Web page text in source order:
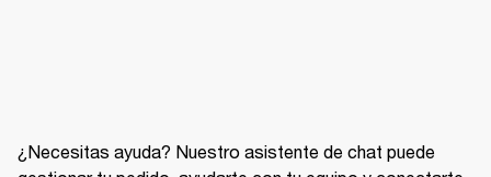
¿Necesitas ayuda? Nuestro asistente de chat puede